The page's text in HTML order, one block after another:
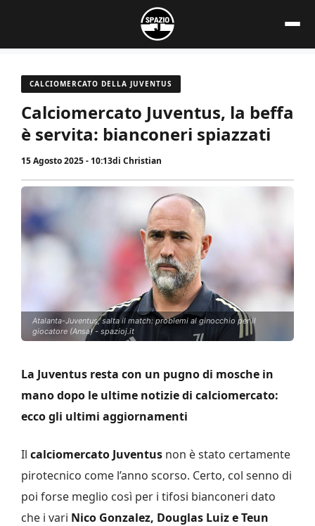
contenuto
CALCIOMERCATO DELLA JUVENTUS
Calciomercato Juventus, la beffa
è servita: bianconeri spiazzati
15 Agosto 2025 - 10:13di Christian
Atalanta-Juventus, salta il match: problemi al ginocchio per il
giocatore (Ansa) - spazioj.it
La Juventus resta con un pugno di mosche in
mano dopo le ultime notizie di calciomercato:
ecco gli ultimi aggiornamenti
Il calciomercato Juventus non è stato certamente
pirotecnico come l’anno scorso. Certo, col senno di
poi forse meglio così per i tifosi bianconeri dato
che i vari Nico Gonzalez, Douglas Luiz e Teun